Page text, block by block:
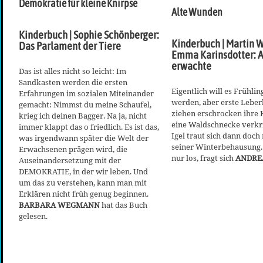
Demokratie für kleine Knirpse
Kinderbuch | Sophie Schönberger:
Das Parlament der Tiere
Das ist alles nicht so leicht: Im
Sandkasten werden die ersten
Erfahrungen im sozialen Miteinander
gemacht: Nimmst du meine Schaufel,
krieg ich deinen Bagger. Na ja, nicht
immer klappt das o friedlich. Es ist das,
was irgendwann später die Welt der
Erwachsenen prägen wird, die
Auseinandersetzung mit der
DEMOKRATIE, in der wir leben. Und
um das zu verstehen, kann man mit
Erklären nicht früh genug beginnen.
BARBARA WEGMANNhat das Buch
gelesen.
Alte Wunden
Kinderbuch | Martin
Emma Karinsdotter:
erwachte
Eigentlich will es
werden, aber erste
ziehen erschrocken ihre
eine Waldschnecke
Igel traut sich dann doch
seiner
nur los, fragt sich